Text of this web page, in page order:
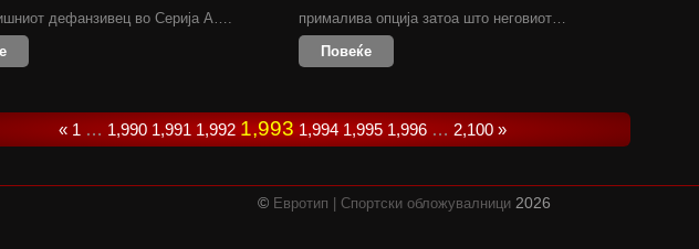
дефанзивец во Серија А….
прималива опција затоа што неговиот…
Повеќе
« 1 … 1,990 1,991 1,992 1,993 1,994 1,995 1,996 … 2,100 »
© Евротип | Спортски обложувалници2026